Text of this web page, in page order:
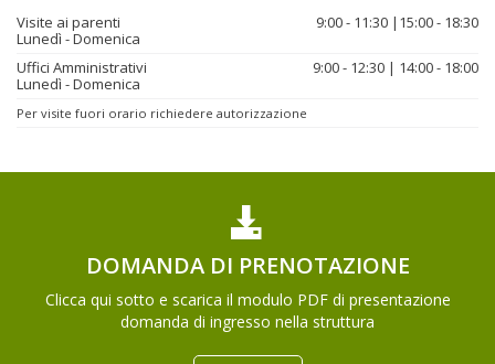
Visite ai parenti
Lunedì - Domenica
9:00 - 11:30 |15:00 - 18:30
Uffici Amministrativi
Lunedì - Domenica
9:00 - 12:30 | 14:00 - 18:00
Per visite fuori orario richiedere autorizzazione
DOMANDA DI PRENOTAZIONE
Clicca qui sotto e scarica il modulo PDF di presentazione
domanda di ingresso nella struttura